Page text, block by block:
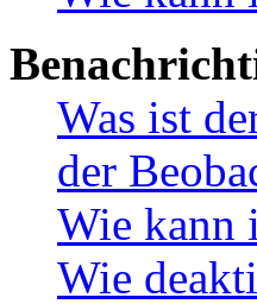
Was ist
der
Wie kann
Wie